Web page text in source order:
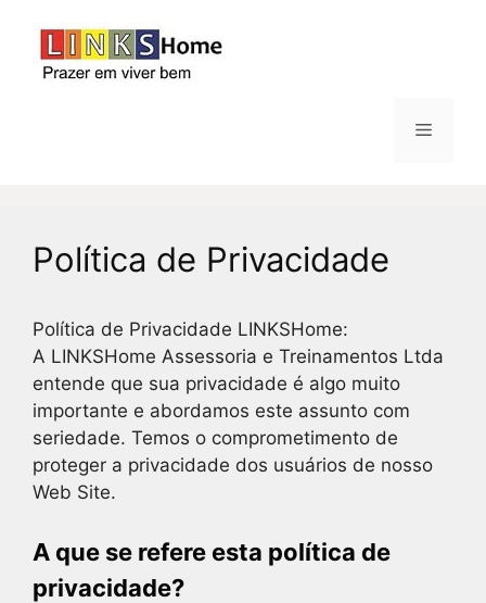
Menu
Política de Privacidade
Política de Privacidade LINKSHome:
A LINKSHome Assessoria e Treinamentos Ltda
entende que sua privacidade é algo muito
importante e abordamos este assunto com
seriedade. Temos o comprometimento de
proteger a privacidade dos usuários de nosso
Web Site.
A que se refere esta política de
privacidade?